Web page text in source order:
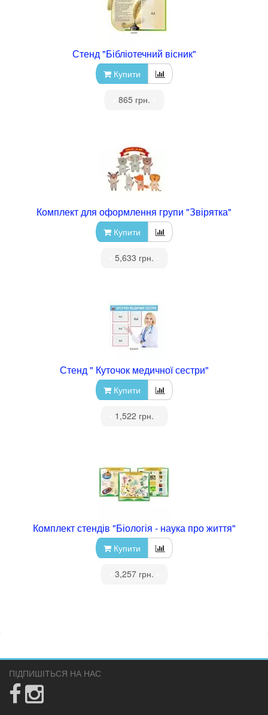
Стенд "Бібліотечний вісник"
Купити
865 грн.
Комплект для оформлення групи "Звірятка"
Купити
5,633 грн.
Стенд " Куточок медичної сестри"
Купити
1,522 грн.
Комплект стендів "Біологія - наука про життя"
Купити
3,257 грн.
ПІДПИШІТЬСЯ НА НАС